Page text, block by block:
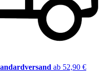
ab 52,90 €